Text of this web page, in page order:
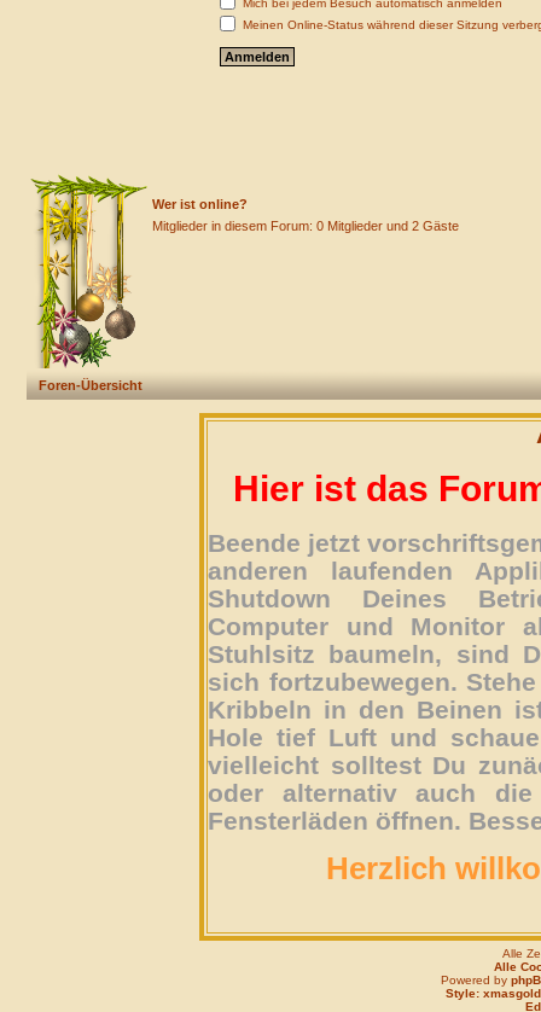
Meinen Online-Status während dieser Sitzung
Wer ist online?
Mitglieder in diesem Forum: 0 Mitglieder und 2 Gäste
Foren-Übersicht
Hier ist das
Beende jetzt
anderen laufenden
Shutdown Deines
Computer und Monitor
Stuhlsitz baumeln, sind
sich fortzubewegen.
Kribbeln in den Beinen
Hole tief Luft und
vielleicht solltest Du
oder alternativ auch
Fensterläden öffnen.
Herzlich
Alle
Alle
Powered by
Style: xmasgold